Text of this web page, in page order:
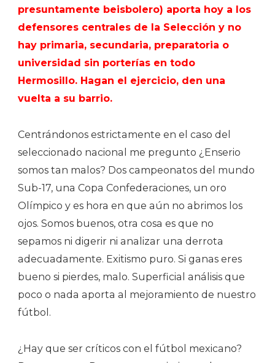
presuntamente beisbolero) aporta hoy a los
defensores centrales de la Selección y no
hay primaria, secundaria, preparatoria o
universidad sin porterías en todo
Hermosillo. Hagan el ejercicio, den una
vuelta a su barrio.
Centrándonos estrictamente en el caso del
seleccionado nacional me pregunto ¿Enserio
somos tan malos? Dos campeonatos del mundo
Sub-17, una Copa Confederaciones, un oro
Olímpico y es hora en que aún no abrimos los
ojos. Somos buenos, otra cosa es que no
sepamos ni digerir ni analizar una derrota
adecuadamente. Exitismo puro. Si ganas eres
bueno si pierdes, malo. Superficial análisis que
poco o nada aporta al mejoramiento de nuestro
fútbol.
¿Hay que ser críticos con el fútbol mexicano?